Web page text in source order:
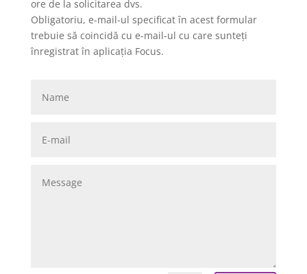
ore de la solicitarea dvs.
Obligatoriu, e-mail-ul specificat în acest formular
trebuie să coincidă cu e-mail-ul cu care sunteți
înregistrat în aplicația Focus.